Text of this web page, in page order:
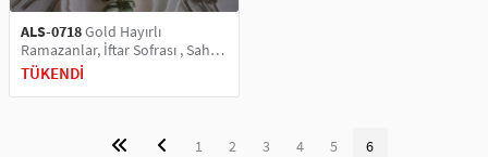
ALS-0718Gold Hayırlı
Ramazanlar, İftar Sofrası , Sahur
Sofrası, Ayna Pleksi Pasta Üstü
TÜKENDİ
1 2 3 4 5 6